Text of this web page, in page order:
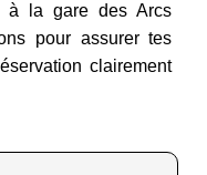
à la gare des Arcs
pour assurer tes
clairement